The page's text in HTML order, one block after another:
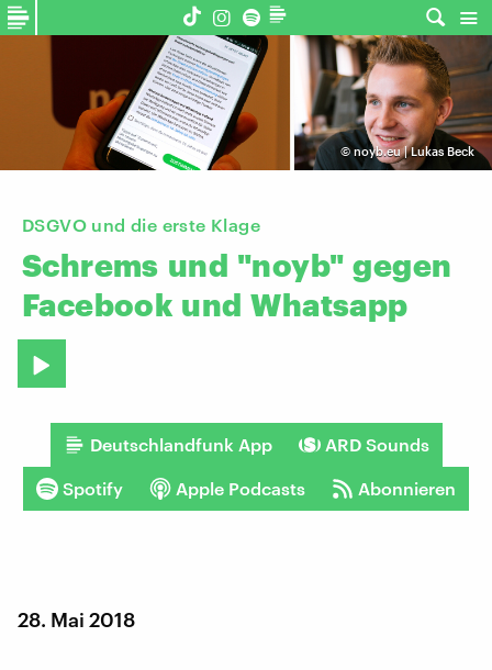
©noyb.eu | Lukas Beck
DSGVO und die erste Klage
Schrems und "noyb" gegen
Facebook und Whatsapp
Deutschlandfunk App ARD Sounds
Spotify Apple Podcasts Abonnieren
28. Mai 2018